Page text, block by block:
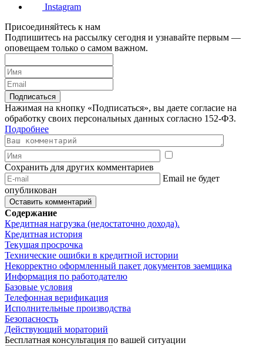
Instagram
Присоединяйтесь к нам
Подпишитесь на рассылку сегодня и узнавайте первым —
оповещаем только о самом важном.
Подписаться
Нажимая на кнопку «Подписаться», вы даете согласие на
обработку своих персональных данных согласно 152-ФЗ.
Подробнее
Сохранить для других комментариев
Email не будет
опубликован
Содержание
Кредитная нагрузка (недостаточно дохода).
Кредитная история
Текущая просрочка
Технические ошибки в кредитной истории
Некорректно оформленный пакет документов заемщика
Информация по работодателю
Базовые условия
Телефонная верификация
Исполнительные производства
Безопасность
Действующий мораторий
Бесплатная консультация по вашей ситуации